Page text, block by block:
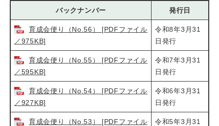
バックナンバー 発行日
育成会便り（No.56） [PDFファイル
／975KB]
令和8年3月31
日発行
育成会便り（No.55） [PDFファイル
／595KB]
令和7年3月31
日発行
育成会便り（No.54） [PDFファイル
／927KB]
令和6年3月31
日発行
育成会便り（No.53） [PDFファイル
令和5年3月31